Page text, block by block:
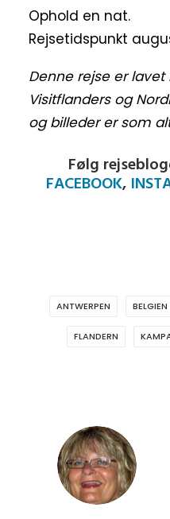
Ophold en nat.
Rejsetidspunkt
Denne rejse er
Visitflanders og
og billeder er som
Følg
FACEBOOK,
ANTWERPEN BELGIEN
FLANDERN